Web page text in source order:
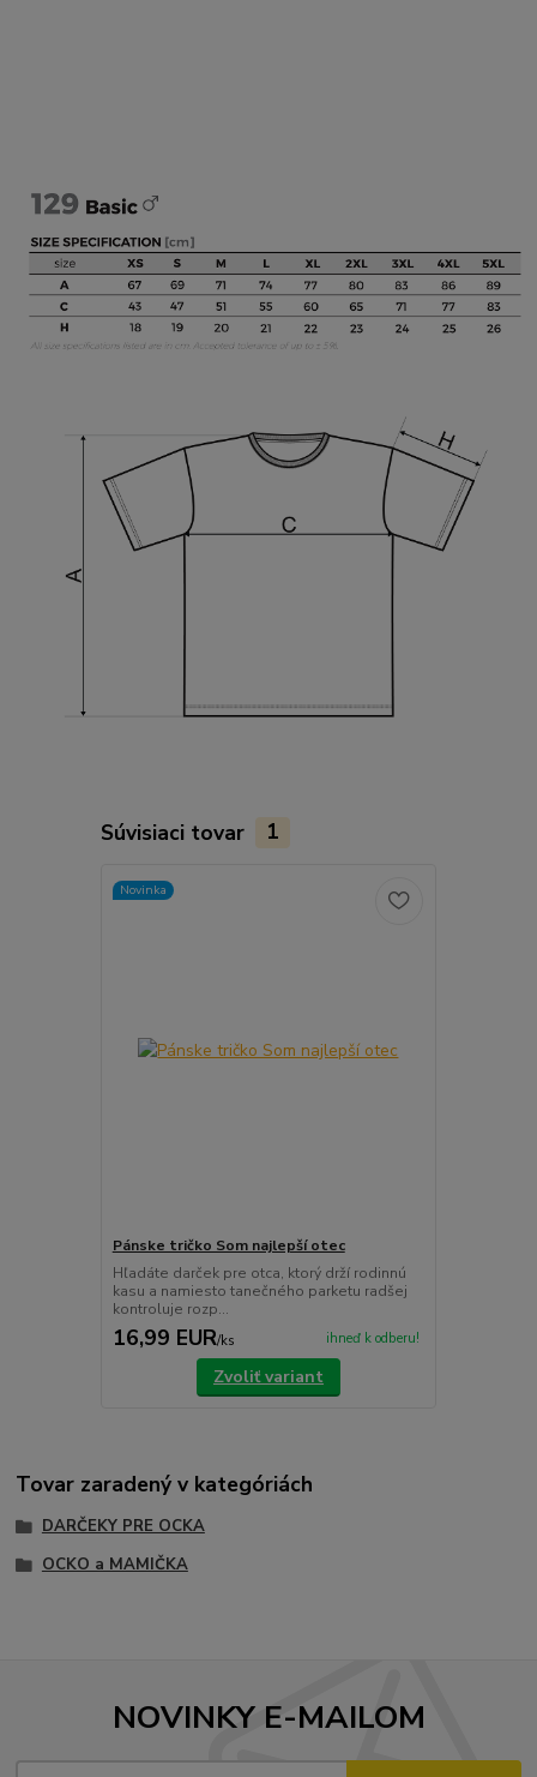
Súvisiaci tovar 1
Novinka
Pánske tričko Som najlepší otec
Hľadáte darček pre otca, ktorý drží rodinnú
kasu a namiesto tanečného parketu radšej
kontroluje rozp...
16,99 EUR/ks ihneď k odberu!
Zvoliť variant
Tovar zaradený v kategóriách
DARČEKY PRE OCKA
OCKO a MAMIČKA
NOVINKY E-MAILOM